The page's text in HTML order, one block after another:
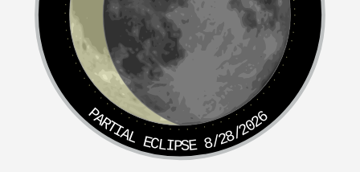
PARTIAL ECLIPSE 8/28/2026